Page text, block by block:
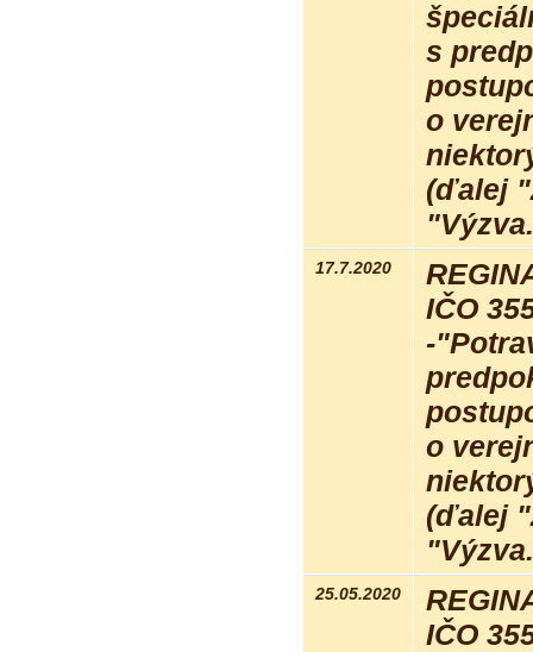
s
o
(ďalej
17.7.2020
IČO
-
o
(ďalej
25.05.2020
IČO